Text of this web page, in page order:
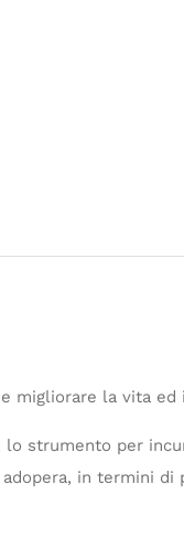
migliorare la vita
strumento per
in termini di